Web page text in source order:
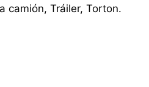
camión, Tráiler, Torton.